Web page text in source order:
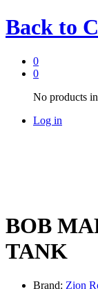
Back to
0
0
No products
Log in
BOB
TANK
Brand: Zion